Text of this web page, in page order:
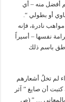
أفضل منه – أي
أو بطولي “.
نادرة، فإنه
نفسها – أسيراً
باسم ذلك
لم تخلُ أشعارهم
أن صايغ ” آثر
بالمعاني … ” (ص